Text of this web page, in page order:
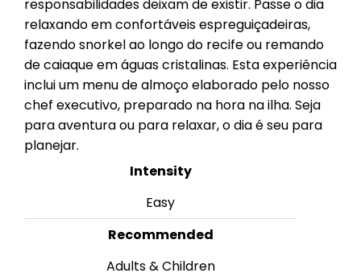
responsabilidades deixam de existir. Passe o dia
relaxando em confortáveis espreguiçadeiras,
fazendo snorkel ao longo do recife ou remando
de caiaque em águas cristalinas. Esta experiência
inclui um menu de almoço elaborado pelo nosso
chef executivo, preparado na hora na ilha. Seja
para aventura ou para relaxar, o dia é seu para
planejar.
Intensity
Easy
Recommended
Adults & Children